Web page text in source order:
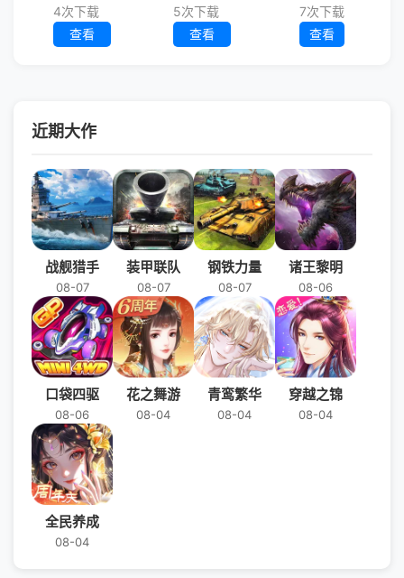
4次下载
查看
5次下载
查看
7次下载
查看
近期大作
战舰猎手
08-07
装甲联队
08-07
钢铁力量
08-07
诸王黎明
08-06
口袋四驱
08-06
花之舞游
08-04
青鸾繁华
08-04
穿越之锦
08-04
全民养成
08-04